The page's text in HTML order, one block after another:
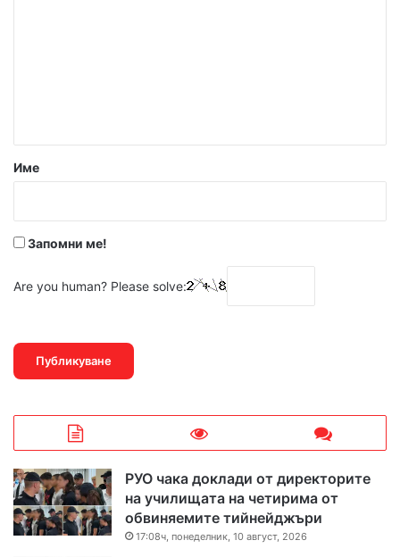
р
Име
Запомни ме!
Are you human? Please solve:
РУО чака доклади от директорите
на училищата на четирима от
обвиняемите тийнейджъри
17:08ч, понеделник, 10 август, 2026